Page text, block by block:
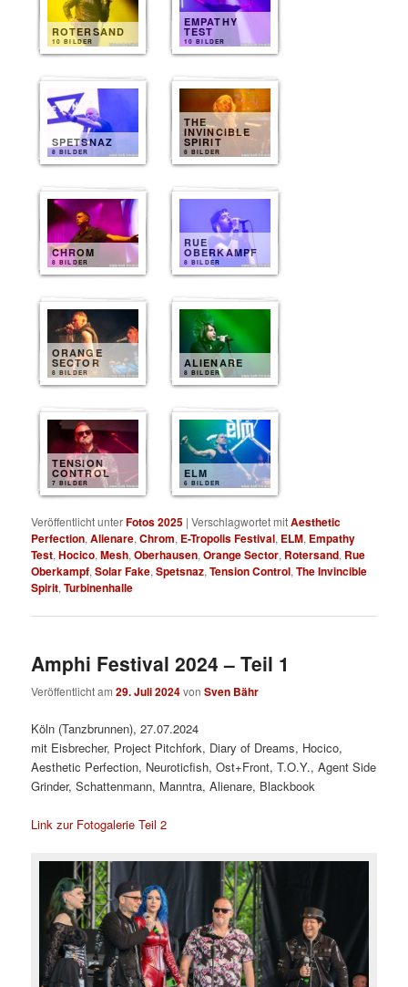
ROTERSAND
10 BILDER
EMPATHY
TEST
10 BILDER
SPETSNAZ
8 BILDER
THE
INVINCIBLE
SPIRIT
8 BILDER
CHROM
8 BILDER
RUE
OBERKAMPF
8 BILDER
ORANGE
SECTOR
8 BILDER
ALIENARE
8 BILDER
TENSION
CONTROL
7 BILDER
ELM
6 BILDER
Veröffentlicht unterFotos 2025 |Verschlagwortet mitAesthetic
Perfection,Alienare,Chrom, E-Tropolis Festival, ELM, Empathy
Test,Hocico,Mesh,Oberhausen,Orange Sector, Rotersand, Rue
Oberkampf,Solar Fake,Spetsnaz,Tension Control,The Invincible
Spirit,Turbinenhalle
Amphi Festival 2024 – Teil 1
Veröffentlicht am29. Juli 2024vonSven Bähr
Köln (Tanzbrunnen), 27.07.2024
mit Eisbrecher, Project Pitchfork, Diary of Dreams, Hocico,
Aesthetic Perfection, Neuroticfish, Ost+Front, T.O.Y., Agent Side
Grinder, Schattenmann, Manntra, Alienare, Blackbook
Link zur Fotogalerie Teil 2